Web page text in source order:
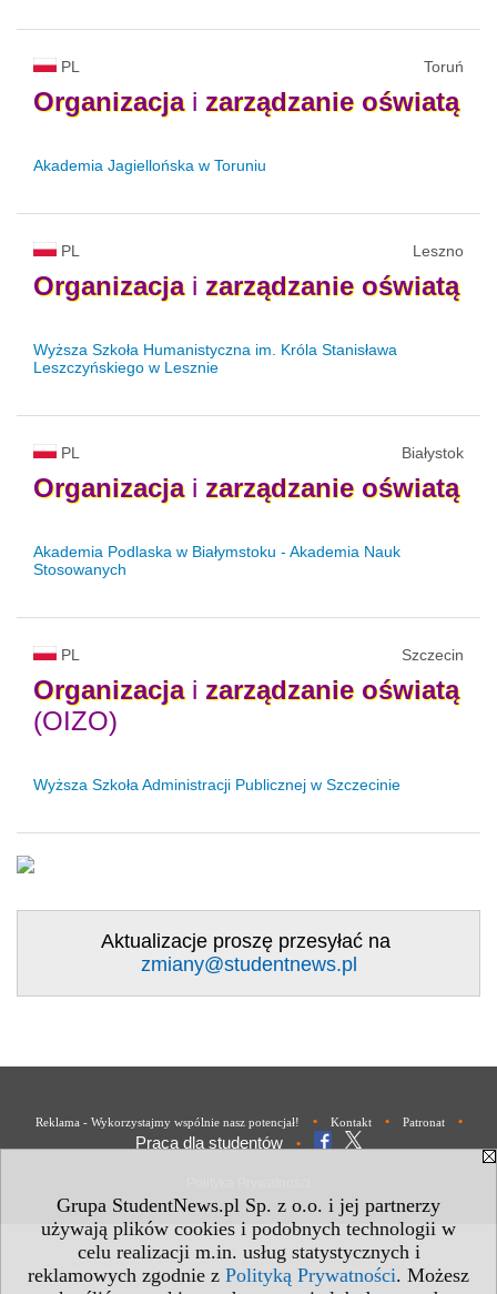
Grupa StudentNews.pl Sp. z o.o. i jej partnerzy
używają plików cookies i podobnych technologii w
celu realizacji m.in. usług statystycznych i
reklamowych zgodnie z Polityką Prywatności. Możesz
PL Toruń
Organizacjai zarządzanie oświatą
Akademia Jagiellońska w Toruniu
PL Leszno
Organizacjai zarządzanie oświatą
Wyższa Szkoła Humanistyczna im. Króla Stanisława
Leszczyńskiego w Lesznie
PL Białystok
Organizacjai zarządzanie oświatą
Akademia Podlaska w Białymstoku - Akademia Nauk
Stosowanych
PL Szczecin
Organizacjai zarządzanie oświatą
(OIZO)
Wyższa Szkoła Administracji Publicznej w Szczecinie
Aktualizacje proszę przesyłać na
zmiany@studentnews.pl
Reklama - Wykorzystajmy wspólnie nasz potencjał! • Kontakt • Patronat •
Praca dla studentów •